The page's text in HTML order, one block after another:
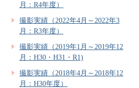
月：R4年度）
撮影実績（2022年4月～2022年3
月：R3年度）
撮影実績（2019年1月～2019年12
月：H30・H31・R1)
撮影実績（2018年4月～2018年12
月：H30年度）